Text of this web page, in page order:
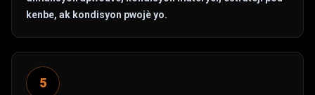
kenbe, ak kondisyon pwojè yo.
5